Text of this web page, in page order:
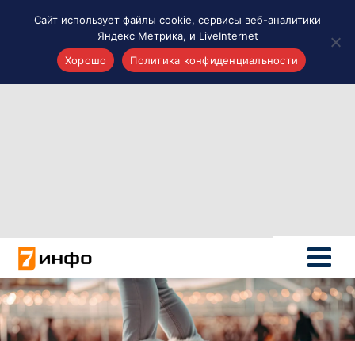
Новости России
Политика
Новости мира
Все материалы 7инфо
О НАС
Сайт использует файлы cookie, сервисы веб-аналитики
Яндекс Метрика, и LiveInternet
Хорошо
Политика конфиденциальности